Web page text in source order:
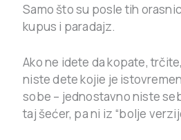
Samo što su posle tih
kupus i paradajz.
Ako ne idete da kopate,
niste dete kojie je
sobe – jednostavno niste
taj šećer, pa ni iz “bolje